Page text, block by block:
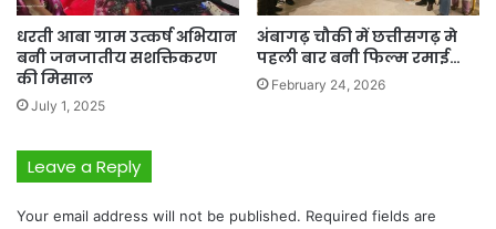
धरती आबा ग्राम उत्कर्ष अभियान
बनी जनजातीय सशक्तिकरण
की मिसाल
July 1, 2025
अंबागढ़ चौकी में छत्तीसगढ़ मे
पहली बार बनी फिल्म रमाई…
February 24, 2026
Leave a Reply
Your email address will not be published. Required fields are